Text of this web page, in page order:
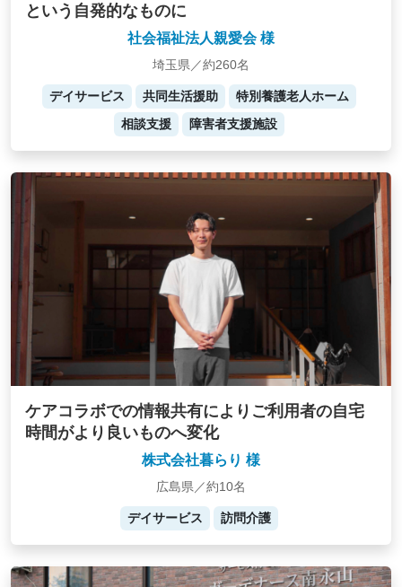
という自発的なものに
社会福祉法人親愛会 様
埼玉県／約260名
デイサービス 共同生活援助
特別養護老人ホーム
相談支援
障害者支援施設
ケアコラボでの情報共有によりご利用者の自宅
時間がより良いものへ変化
株式会社暮らり 様
広島県／約10名
デイサービス 訪問介護